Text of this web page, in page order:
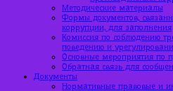
Методические материалы
Формы документов,
коррупции, для заполнения
Комиссия по соблюдению
поведению и
Основные мероприятия по
Обратная связь для
Документы
Нормативные правовые и